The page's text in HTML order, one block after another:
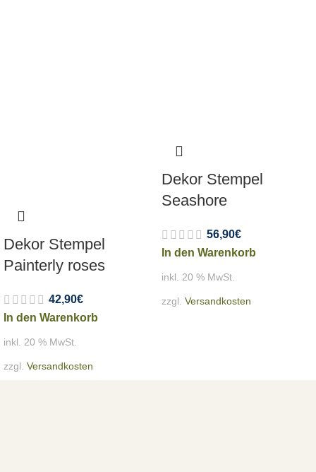
Dekor Stempel
Painterly roses
42,90€
In den Warenkorb
inkl. 20 % MwSt.
zzgl. Versandkosten
Dekor Stempel
Seashore
56,90€
In den Warenkorb
inkl. 20 % MwSt.
zzgl. Versandkosten